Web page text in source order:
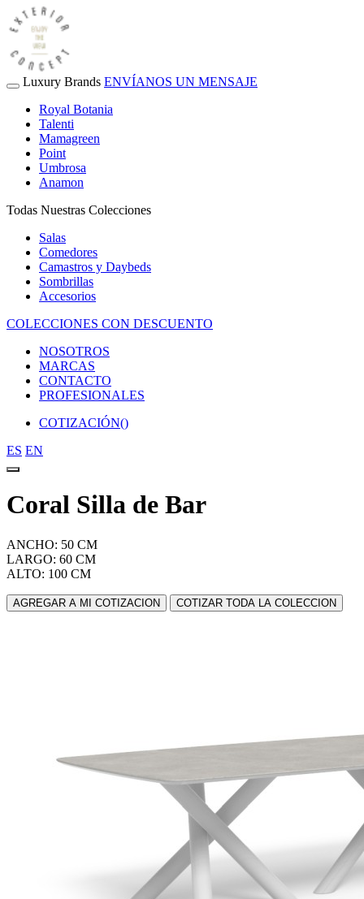
Luxury Brands ENVÍANOS UN MENSAJE
Royal Botania
Talenti
Mamagreen
Point
Umbrosa
Anamon
Todas Nuestras Colecciones
Salas
Comedores
Camastros y Daybeds
Sombrillas
Accesorios
COLECCIONES CON DESCUENTO
NOSOTROS
MARCAS
CONTACTO
PROFESIONALES
COTIZACIÓN()
ES EN
Coral Silla de Bar
ANCHO: 50 CM
LARGO: 60 CM
ALTO: 100 CM
AGREGAR A MI COTIZACION COTIZAR TODA LA COLECCION